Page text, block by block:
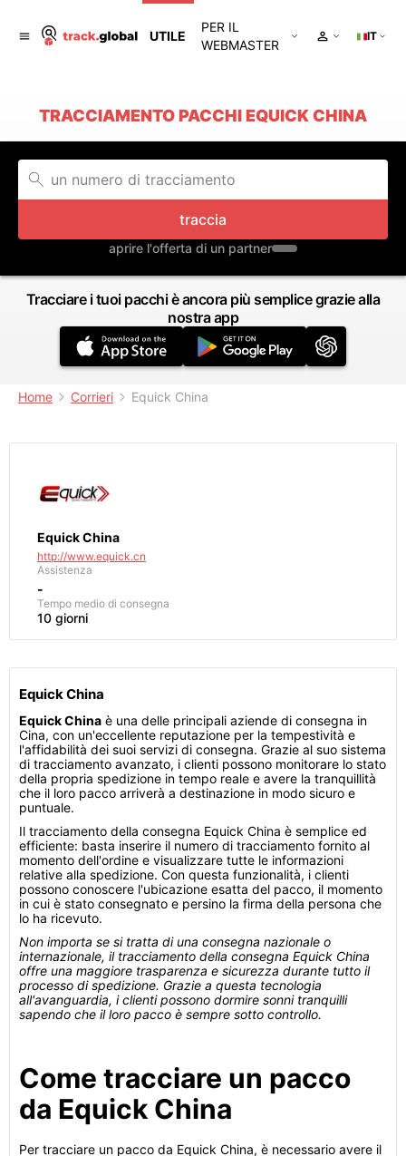
UTILE
PER IL
WEBMASTER
IT
TRACCIAMENTO PACCHI EQUICK CHINA
traccia
aprire l'offerta di un partner
Tracciare i tuoi pacchi è ancora più semplice grazie alla
nostra app
Home Corrieri Equick China
Equick China
http://www.equick.cn
Assistenza
-
Tempo medio di consegna
10 giorni
Equick China
Equick China è una delle principali aziende di consegna in
Cina, con un'eccellente reputazione per la tempestività e
l'affidabilità dei suoi servizi di consegna. Grazie al suo sistema
di tracciamento avanzato, i clienti possono monitorare lo stato
della propria spedizione in tempo reale e avere la tranquillità
che il loro pacco arriverà a destinazione in modo sicuro e
puntuale.
Il tracciamento della consegna Equick China è semplice ed
efficiente: basta inserire il numero di tracciamento fornito al
momento dell'ordine e visualizzare tutte le informazioni
relative alla spedizione. Con questa funzionalità, i clienti
possono conoscere l'ubicazione esatta del pacco, il momento
in cui è stato consegnato e persino la firma della persona che
lo ha ricevuto.
Non importa se si tratta di una consegna nazionale o
internazionale, il tracciamento della consegna Equick China
offre una maggiore trasparenza e sicurezza durante tutto il
processo di spedizione. Grazie a questa tecnologia
all'avanguardia, i clienti possono dormire sonni tranquilli
sapendo che il loro pacco è sempre sotto controllo.
Come tracciare un pacco
da Equick China
Per tracciare un pacco da Equick China, è necessario avere il